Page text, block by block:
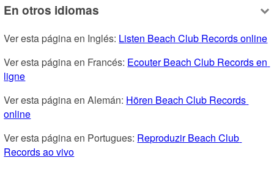
En otros idiomas
Ver esta página en Inglés: Listen Beach Club Records online
Ver esta página en Francés: Ecouter Beach Club Records en
ligne
Ver esta página en Alemán: Hören Beach Club Records
online
Ver esta página en Portugues: Reproduzir Beach Club
Records ao vivo